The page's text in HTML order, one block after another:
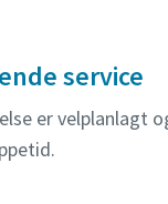
service
er velplanlagt